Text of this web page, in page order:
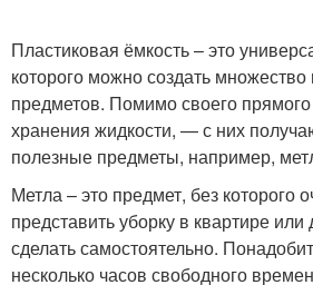
Пластиковая ёмкость – это
которого можно создать
предметов. Помимо своего
хранения жидкости, — с них
полезные предметы, например,
Метла – это предмет, без которого
представить уборку в квартире
сделать самостоятельно.
несколько часов свободного